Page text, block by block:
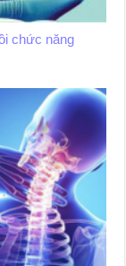
chức năng